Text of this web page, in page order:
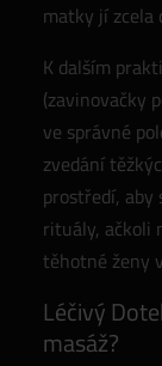
matky jí zcela
K dalším
(zavinovačky
ve správné
zvedání
prostředí, aby
rituály, ačkoli
těhotné ženy
Léčivý
masáž?